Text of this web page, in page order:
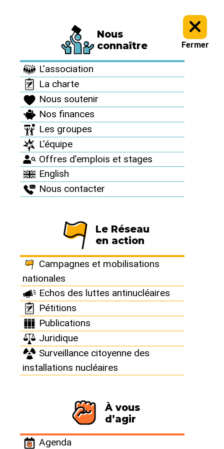
Nous
connaître
L’association
La charte
Nous soutenir
Nos finances
Les groupes
L’équipe
Offres d’emplois et stages
English
Nous contacter
Le Réseau
en action
Campagnes et mobilisations
nationales
Echos des luttes antinucléaires
Pétitions
Publications
Juridique
Surveillance citoyenne des
installations nucléaires
À vous
d’agir
Agenda
Fermer
Informez vous > Des accidents nucléaires partout >
Des accidents
nucléaires partout
Filtrer par :
En dehors de catastrophes telles que celles de
Tchernobyl et de Fukushima, les médias ne
relaient pas, ou peu, les incidents et accidents
qui surviennent régulièrement au sein des